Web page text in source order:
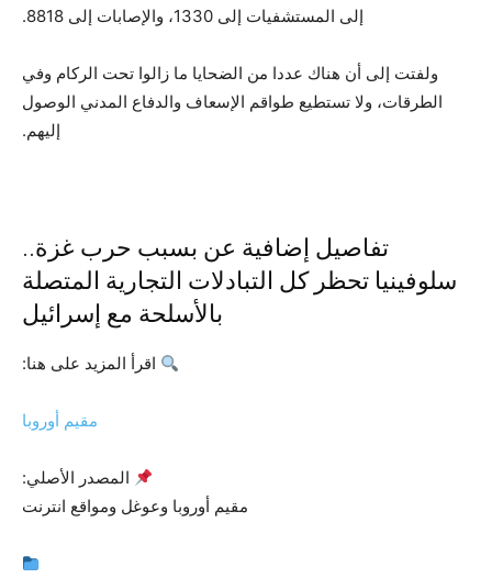
إلى المستشفيات إلى 1330، والإصابات إلى 8818.
ولفتت إلى أن هناك عددا من الضحايا ما زالوا تحت الركام وفي
الطرقات، ولا تستطيع طواقم الإسعاف والدفاع المدني الوصول
إليهم.
تفاصيل إضافية عن بسبب حرب غزة..
سلوفينيا تحظر كل التبادلات التجارية المتصلة
بالأسلحة مع إسرائيل
اقرأ المزيد على هنا:
مقيم أوروبا
المصدر الأصلي:
مقيم أوروبا وعوغل ومواقع انترنت